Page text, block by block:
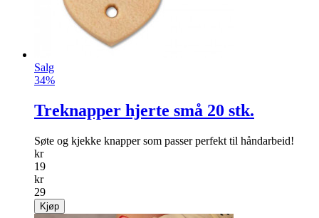
Salg
34%
Treknapper hjerte små 20 stk.
Søte og kjekke knapper som passer perfekt til håndarbeid!
kr
19
kr
29
Kjøp